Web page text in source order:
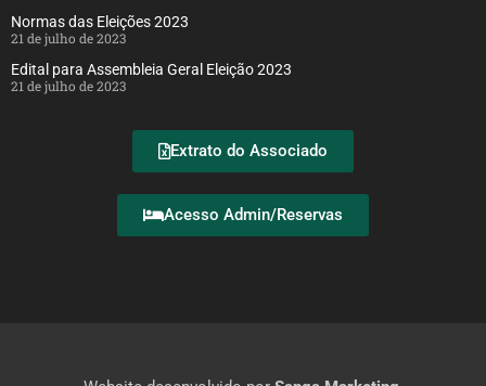
Normas das Eleições 2023
21 de julho de 2023
Edital para Assembleia Geral Eleição 2023
21 de julho de 2023
Extrato do Associado
Acesso Admin/Reservas